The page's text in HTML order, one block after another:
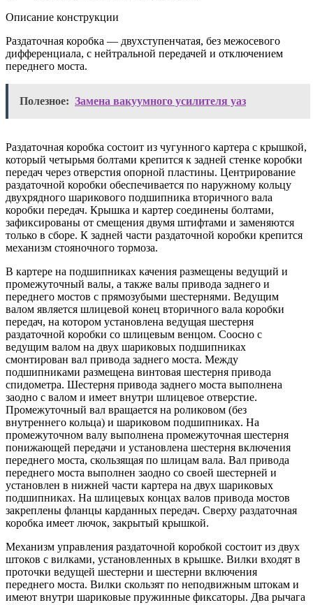
Описание конструкции
Раздаточная коробка — двухступенчатая, без межосевого
дифференциала, с нейтральной передачей и отключением
переднего моста.
Полезное: Замена вакуумного усилителя уаз
Раздаточная коробка состоит из чугунного картера с крышкой,
который четырьмя болтами крепится к задней стенке коробки
передач через отверстия опорной пластины. Центрирование
раздаточной коробки обеспечивается по наружному кольцу
двухрядного шарикового подшипника вторичного вала
коробки передач. Крышка и картер соединены болтами,
зафиксированы от смещения двумя штифтами и заменяются
только в сборе. К задней части раздаточной коробки крепится
механизм стояночного тормоза.
В картере на подшипниках качения размещены ведущий и
промежуточный валы, а также валы привода заднего и
переднего мостов с прямозубыми шестернями. Ведущим
валом является шлицевой конец вторичного вала коробки
передач, на котором установлена ведущая шестерня
раздаточной коробки со шлицевым венцом. Соосно с
ведущим валом на двух шариковых подшипниках
смонтирован вал привода заднего моста. Между
подшипниками размещена винтовая шестерня привода
спидометра. Шестерня привода заднего моста выполнена
заодно с валом и имеет внутри шлицевое отверстие.
Промежуточный вал вращается на роликовом (без
внутреннего кольца) и шариковом подшипниках. На
промежуточном валу выполнена промежуточная шестерня
понижающей передачи и установлена шестерня включения
переднего моста, скользящая по шлицам вала. Вал привода
переднего моста выполнен заодно со своей шестерней и
установлен в нижней части картера на двух шариковых
подшипниках. На шлицевых концах валов привода мостов
закреплены фланцы карданных передач. Сверху раздаточная
коробка имеет лючок, закрытый крышкой.
Механизм управления раздаточной коробкой состоит из двух
штоков с вилками, установленных в крышке. Вилки входят в
проточки ведущей шестерни и шестерни включения
переднего моста. Вилки скользят по неподвижным штокам и
имеют внутри шариковые пружинные фиксаторы. Два рычага